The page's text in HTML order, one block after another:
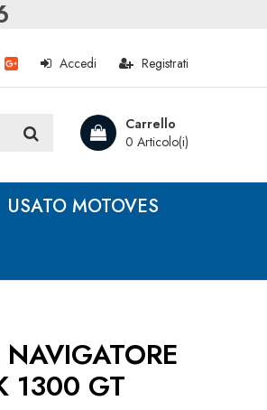
Registrati
Accedi
Carrello
0 Articolo(i)
USATO MOTOVES
1300 GT